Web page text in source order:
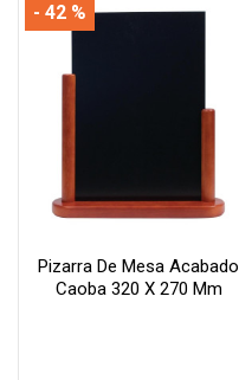
Pizarra De Mesa Acabado
Caoba 320 X 270 Mm
- 42 %